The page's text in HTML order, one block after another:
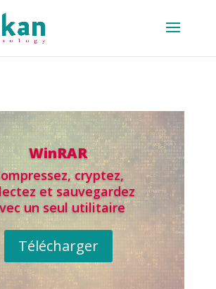
WinRAR
cryptez,
et sauvegardez
un seul utilitaire
Télécharger